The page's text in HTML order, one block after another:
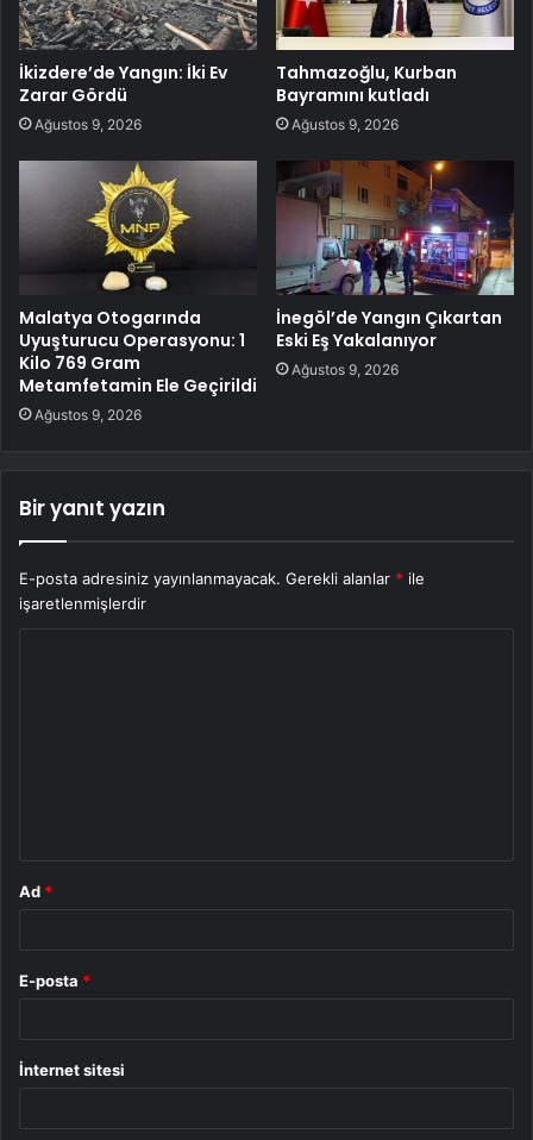
İkizdere’de Yangın: İki Ev
Zarar Gördü
Ağustos 9, 2026
Tahmazoğlu, Kurban
Bayramını kutladı
Ağustos 9, 2026
Malatya Otogarında
Uyuşturucu Operasyonu: 1
Kilo 769 Gram
Metamfetamin Ele Geçirildi
Ağustos 9, 2026
İnegöl’de Yangın Çıkartan
Eski Eş Yakalanıyor
Ağustos 9, 2026
Bir yanıt yazın
E-posta adresiniz yayınlanmayacak. Gerekli alanlar * ile
işaretlenmişlerdir
Ad *
E-posta *
İnternet sitesi